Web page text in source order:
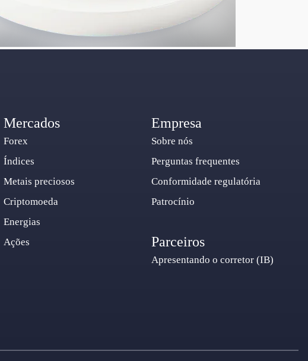
Mercados
Forex
Índices
Metais preciosos
Criptomoeda
Energias
Ações
Empresa
Sobre nós
Perguntas frequentes
Conformidade regulatória
Patrocínio
Parceiros
Apresentando o corretor (IB)